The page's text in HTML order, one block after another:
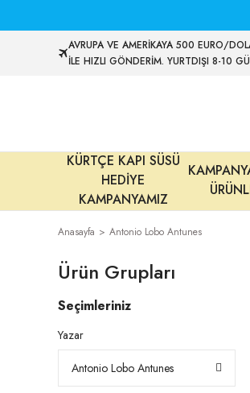
AVRUPA VE AMERİKAYA 500 EURO/
İLE HIZLI GÖNDERİM. YURTDIŞI 8-10
KÜRTÇE KAPI SÜSÜ
HEDİYE
KAMPANYAMIZ
Anasayfa Antonio Lobo Antunes
Ürün Grupları
Seçimleriniz
Yazar
Antonio Lobo Antunes